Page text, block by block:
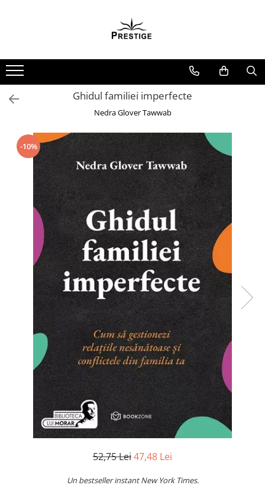
Noutati
Promotii
Pachete Speciale Carti
Spiritualitate - Ezoterism
Arte Divinatorii
Astrologie
Chiromantie
Dezvoltare Spirituala
KidConnection
Minte Corp
New Illuminati Files
Numerologie
Paranormal
Parapsihologie
Ramtha
Audiobook
ReConnect
Religie
Crestinism
ScienceConnection
SelfConnect
Ghidul familiei imperfecte
Nedra Glover Tawwab
-10%
52,75 Lei47,48 Lei
Un bestseller instant New York Times.